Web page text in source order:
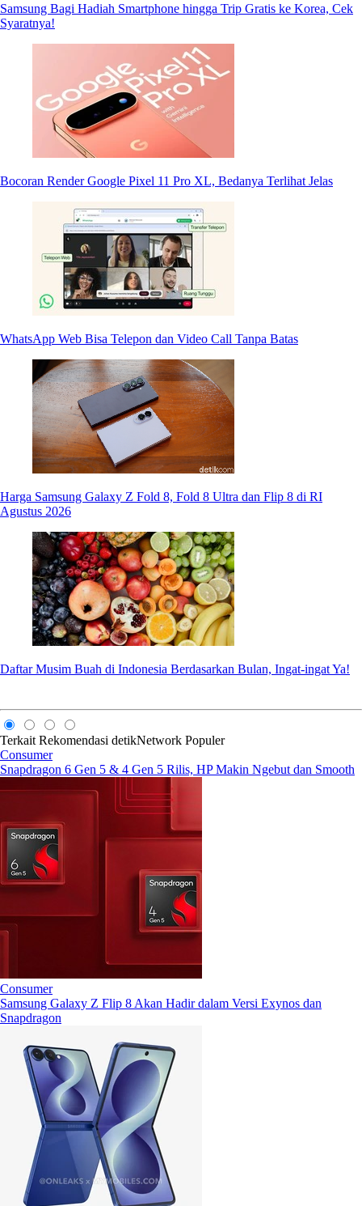
Samsung Bagi Hadiah Smartphone hingga Trip Gratis ke Korea, Cek
Syaratnya!
Bocoran Render Google Pixel 11 Pro XL, Bedanya Terlihat Jelas
WhatsApp Web Bisa Telepon dan Video Call Tanpa Batas
Harga Samsung Galaxy Z Fold 8, Fold 8 Ultra dan Flip 8 di RI
Agustus 2026
Daftar Musim Buah di Indonesia Berdasarkan Bulan, Ingat-ingat Ya!
Terkait Rekomendasi detikNetwork Populer
Consumer
Snapdragon 6 Gen 5 & 4 Gen 5 Rilis, HP Makin Ngebut dan Smooth
Consumer
Samsung Galaxy Z Flip 8 Akan Hadir dalam Versi Exynos dan
Snapdragon